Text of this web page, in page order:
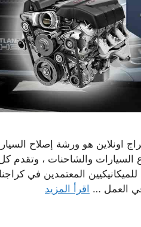
اونلاين هو ورشة إصلاح
السيارات والشاحنات ،
المعتمدين في
العمل … اقرأ المزيد